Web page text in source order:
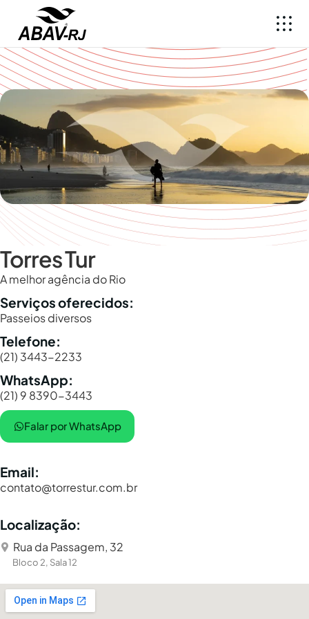
Torres Tur
A melhor agência do Rio
Serviços oferecidos:
Passeios diversos
Telefone:
(21) 3443-2233
WhatsApp:
(21) 9 8390-3443
Falar por WhatsApp
Email:
contato@torrestur.com.br
Localização:
Rua da Passagem, 32
Bloco 2, Sala 12